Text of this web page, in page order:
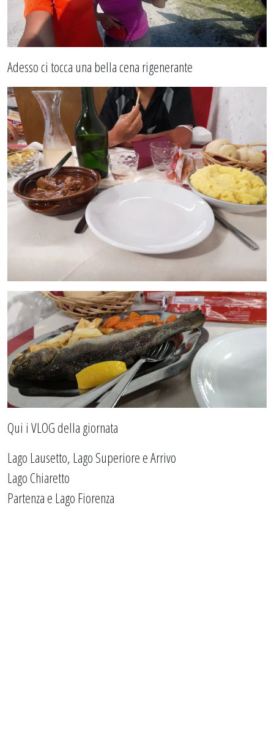
Adesso ci tocca una bella cena rigenerante
Qui i VLOG della giornata
Lago Lausetto, Lago Superiore e Arrivo
Lago Chiaretto
Partenza e Lago Fiorenza